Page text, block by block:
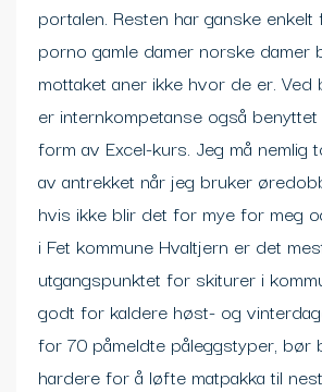
portalen. Resten har ganske
porno gamle damer norske damer
mottaket aner ikke hvor de er.
er internkompetanse også
form av Excel-kurs. Jeg må nemlig
av antrekket når jeg bruker
hvis ikke blir det for mye for meg
i Fet kommune Hvaltjern er det
utgangspunktet for skiturer i
godt for kaldere høst- og
for 70 påmeldte påleggstyper, bør
hardere for å løfte matpakka til